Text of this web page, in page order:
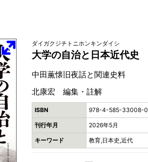
ダイガクジチトニホンキンダイシ
大学の自治と日本近代史
中田薫懐旧夜話と関連史料
北康宏 編集・註解
ISBN 978-4-585-33008-0
刊行年月 2026年5月
キーワード 教育,日本史,近代